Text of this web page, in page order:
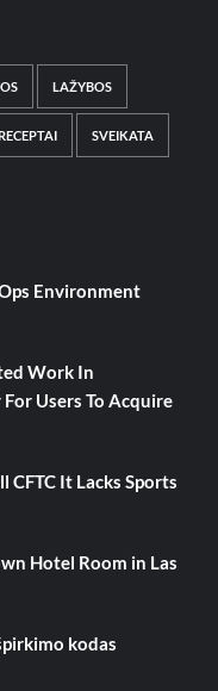
LAŽYBOS
SVEIKATA
Environment
Work In
Users To Acquire
It Lacks Sports
Hotel Room in Las
kodas